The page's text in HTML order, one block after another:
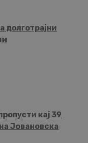
долготрајни
кај 39
Јовановска